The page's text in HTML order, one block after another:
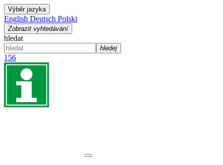
Výběr jazyka
English Deutsch Polski
Zobrazit vyhledávání
hledat
hledej
156